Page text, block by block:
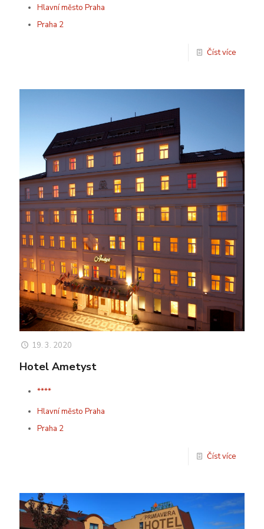
Hlavní město Praha
Praha 2
Číst více
19. 3. 2020
Hotel Ametyst
****
Hlavní město Praha
Praha 2
Číst více